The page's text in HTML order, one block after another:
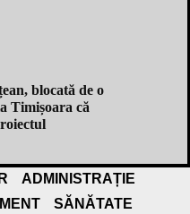
blocată de o
Timișoara că
ADMINISTRAȚIE
SĂNĂTATE